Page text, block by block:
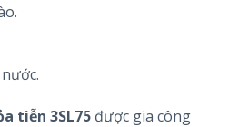
tiễn 3SL75 được gia công